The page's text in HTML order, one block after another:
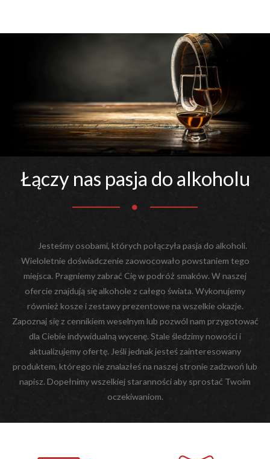
Łączy nas pasja do alkoholu
Jesteśmy osobami, których połączyła pasja do alkoholi.
Wieloletnie doświadczenie zaowocowało powstaniem tego
miejsca. Pragniemy zabrać Cię w podróż smaków. W naszej
ofercie znajdują się alkohole z całego świata. Wykonujemy
również kosze i zestawy prezentowe na wszelkie okazje.
Zapoznaj się z cennikiem weselnym lub pozwól nam przygotować
dla Ciebie indywidualną wycenę. Stale śledzimy nowości i
aktualizujemy ofertę. Jeśli jednak jesteś zainteresowany
produktem, którego nie znalazłeś na naszej stronie zadzwoń lub
napisz. Dopełnimy wszelkiej staranności aby sprostać Twoim
oczekiwaniom.